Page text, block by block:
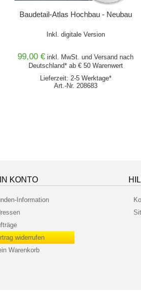
Baudetail-Atlas Hochbau - Neubau
Inkl. digitale Version
99,00 € inkl. MwSt. und Versand nach
Deutschland* ab € 50 Warenwert
Lieferzeit: 2-5 Werktage*
Art.-Nr. 208683
KONTO
Information
widerrufen
Warenkorb